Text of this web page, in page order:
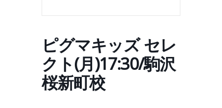
ピグマキッズ セレ
クト(月)17:30/駒沢
桜新町校